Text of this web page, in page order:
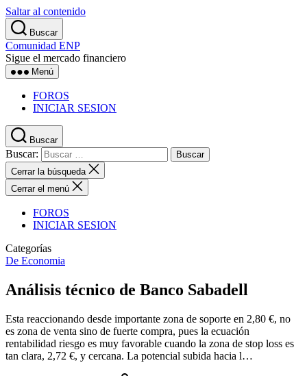
Saltar al contenido
Buscar
Comunidad ENP
Sigue el mercado financiero
Menú
FOROS
INICIAR SESION
Buscar
Buscar:
Cerrar la búsqueda
Cerrar el menú
FOROS
INICIAR SESION
Categorías
De Economia
Análisis técnico de Banco Sabadell
Esta reaccionando desde importante zona de soporte en 2,80 €, no
es zona de venta sino de fuerte compra, pues la ecuación
rentabilidad riesgo es muy favorable cuando la zona de stop loss es
tan clara, 2,72 €, y cercana. La potencial subida hacia l…